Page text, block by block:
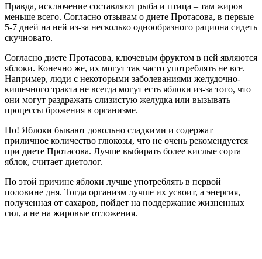
Правда, исключение составляют рыба и птица – там жиров
меньше всего. Согласно отзывам о диете Протасова, в первые
5-7 дней на ней из-за несколько однообразного рациона сидеть
скучновато.
Согласно диете Протасова, ключевым фруктом в ней являются
яблоки. Конечно же, их могут так часто употреблять не все.
Например, люди с некоторыми заболеваниями желудочно-
кишечного тракта не всегда могут есть яблоки из-за того, что
они могут раздражать слизистую желудка или вызывать
процессы брожения в организме.
Но! Яблоки бывают довольно сладкими и содержат
приличное количество глюкозы, что не очень рекомендуется
при диете Протасова. Лучше выбирать более кислые сорта
яблок, считает диетолог.
По этой причине яблоки лучше употреблять в первой
половине дня. Тогда организм лучше их усвоит, а энергия,
полученная от сахаров, пойдет на поддержание жизненных
сил, а не на жировые отложения.